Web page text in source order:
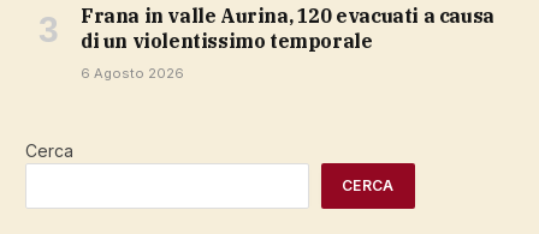
Frana in valle Aurina, 120 evacuati a causa
di un violentissimo temporale
6 Agosto 2026
Cerca
CERCA